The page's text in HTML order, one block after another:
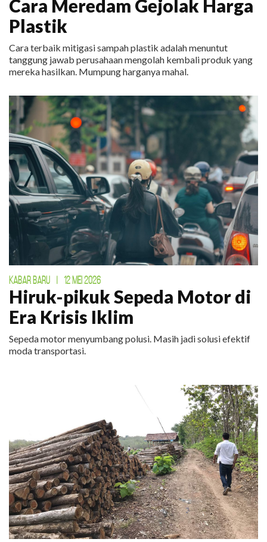
Cara Meredam Gejolak Harga
Plastik
Cara terbaik mitigasi sampah plastik adalah menuntut
tanggung jawab perusahaan mengolah kembali produk yang
mereka hasilkan. Mumpung harganya mahal.
KABAR BARU | 12 MEI 2026
Hiruk-pikuk Sepeda Motor di
Era Krisis Iklim
Sepeda motor menyumbang polusi. Masih jadi solusi efektif
moda transportasi.